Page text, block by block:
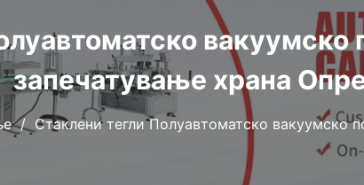
запечатување храна
Стаклени тегли Полуавтоматско